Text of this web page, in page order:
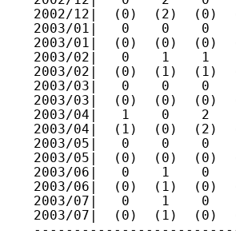
2002/12|  (0)  (2)
2003/01|   0    0    0
2003/01|  (0)  (0)
2003/02|   0    1    1
2003/02|  (0)  (1)
2003/03|   0    0    0
2003/03|  (0)  (0)
2003/04|   1    0    2
2003/04|  (1)  (0)
2003/05|   0    0    0
2003/05|  (0)  (0)
2003/06|   0    1    0
2003/06|  (0)  (1)
2003/07|   0    1    0
2003/07|  (0)  (1)